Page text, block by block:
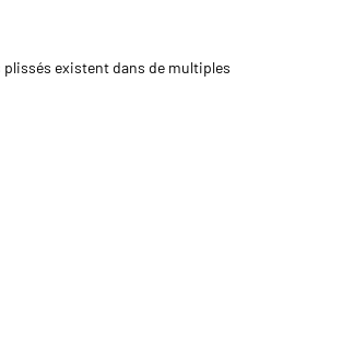
existent dans de multiples